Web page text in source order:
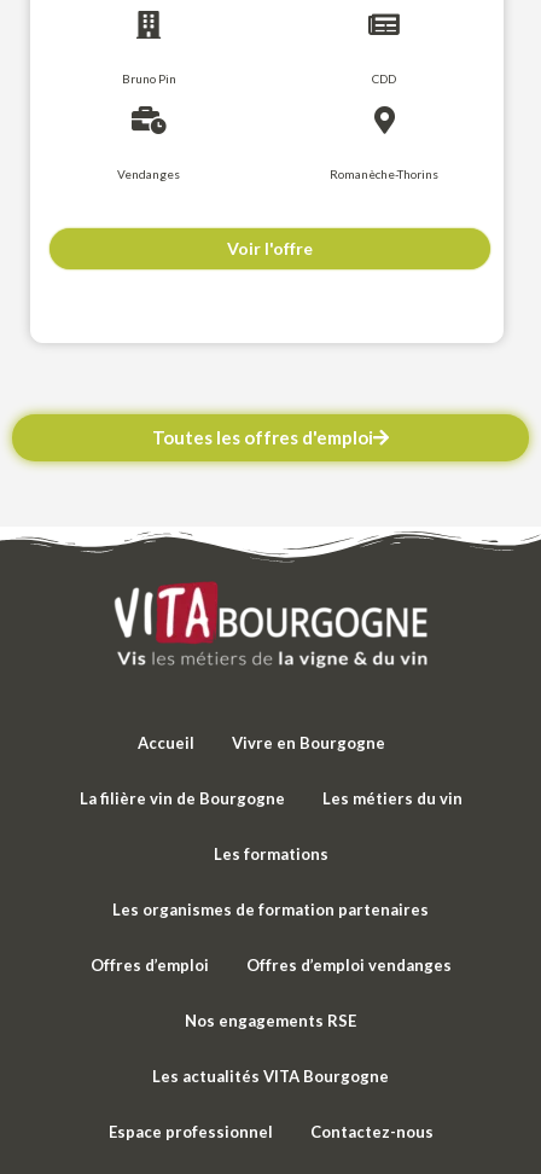
Bruno Pin CDD
Vendanges Romanèche-Thorins
Voir l'offre
Toutes les offres d'emploi
Accueil Vivre en Bourgogne
La filière vin de Bourgogne Les métiers du vin
Les formations
Les organismes de formation partenaires
Offres d’emploi Offres d’emploi vendanges
Nos engagements RSE
Les actualités VITA Bourgogne
Espace professionnel Contactez-nous